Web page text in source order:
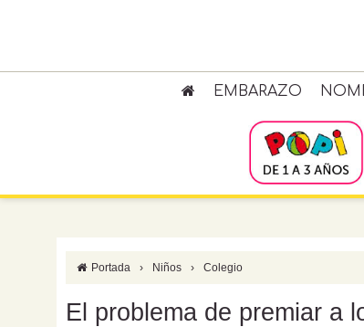
EMBARAZO
Portada › Niños › Colegio
El problema de premiar a